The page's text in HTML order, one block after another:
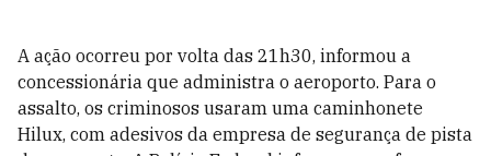
A ação ocorreu por volta das 21h30, informou a
concessionária que administra o aeroporto. Para o
assalto, os criminosos usaram uma caminhonete
Hilux, com adesivos da empresa de segurança de pista